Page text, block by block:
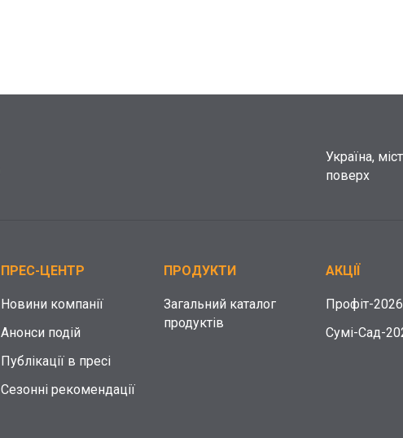
Україна,
поверх
ПРЕС-ЦЕНТР
Новини компанії
Анонси подій
Публікації в пресі
Сезонні рекомендації
ПРОДУКТИ
Загальний каталог
продуктів
АКЦІЇ
Профіт-2026
Сумі-Сад-